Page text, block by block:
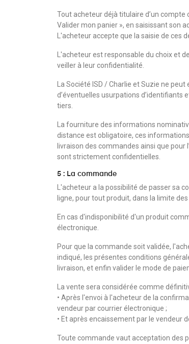
Tout acheteur déjà titulaire d’un compte
Valider mon panier », en saisissant son
L'acheteur accepte que la saisie de ces
L'acheteur est responsable du choix et
veiller à leur confidentialité.
La Société ISD / Charlie et Suzie ne
d’éventuelles usurpations d’identifiants
tiers.
La fourniture des informations
distance est obligatoire, ces
livraison des commandes ainsi que
sont strictement confidentielles.
5 : La commande
L'acheteur a la possibilité de passer sa
ligne, pour tout produit, dans la limite
En cas d'indisponibilité d'un produit
électronique.
Pour que la commande soit validée,
indiqué, les présentes conditions
livraison, et enfin valider le mode de
La vente sera considérée comme
• Après l'envoi à l'acheteur de la
vendeur par courrier électronique ;
• Et après encaissement par le vendeur
Toute commande vaut acceptation des